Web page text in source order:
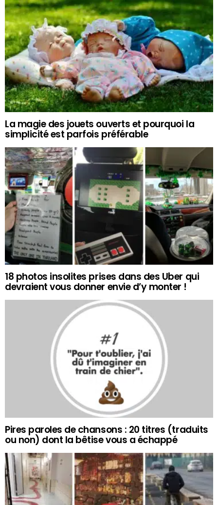
La magie des jouets ouverts et pourquoi la
simplicité est parfois préférable
18 photos insolites prises dans des Uber qui
devraient vous donner envie d’y monter !
Pires paroles de chansons : 20 titres (traduits
ou non) dont la bêtise vous a échappé